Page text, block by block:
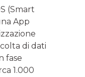
(Smart
App
di dati
fase
1.000